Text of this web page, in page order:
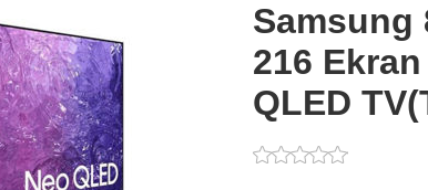
Samsung
216 Ekran
QLED